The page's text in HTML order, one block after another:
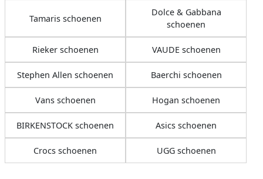
Tamaris schoenen
Dolce & Gabbana
schoenen
Rieker schoenen VAUDE schoenen
Stephen Allen schoenen Baerchi schoenen
Vans schoenen Hogan schoenen
BIRKENSTOCK schoenen Asics schoenen
Crocs schoenen UGG schoenen